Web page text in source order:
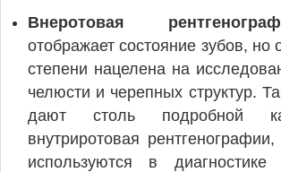
Внеротовая
отображает состояние зубов, но
степени нацелена на
челюсти и черепных структур.
дают столь подробной
внутриротовая
используются в